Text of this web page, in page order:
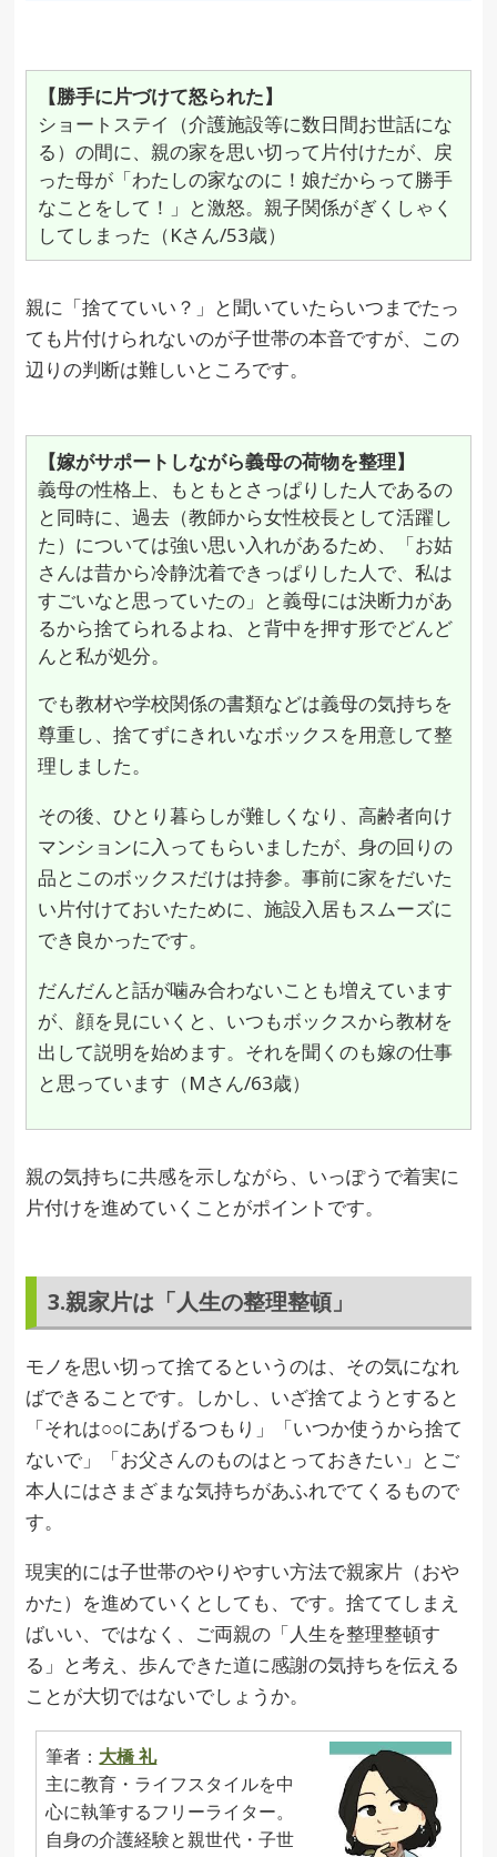
【勝手に片づけて怒られた】
ショートステイ（介護施設等に数日間お世話にな
る）の間に、親の家を思い切って片付けたが、戻
った母が「わたしの家なのに！娘だからって勝手
なことをして！」と激怒。親子関係がぎくしゃく
してしまった（Kさん/53歳）
親に「捨てていい？」と聞いていたらいつまでたっ
ても片付けられないのが子世帯の本音ですが、この
辺りの判断は難しいところです。
【嫁がサポートしながら義母の荷物を整理】
義母の性格上、もともとさっぱりした人であるの
と同時に、過去（教師から女性校長として活躍し
た）については強い思い入れがあるため、「お姑
さんは昔から冷静沈着できっぱりした人で、私は
すごいなと思っていたの」と義母には決断力があ
るから捨てられるよね、と背中を押す形でどんど
んと私が処分。
でも教材や学校関係の書類などは義母の気持ちを
尊重し、捨てずにきれいなボックスを用意して整
理しました。
その後、ひとり暮らしが難しくなり、高齢者向け
マンションに入ってもらいましたが、身の回りの
品とこのボックスだけは持参。事前に家をだいた
い片付けておいたために、施設入居もスムーズに
でき良かったです。
だんだんと話が噛み合わないことも増えています
が、顔を見にいくと、いつもボックスから教材を
出して説明を始めます。それを聞くのも嫁の仕事
と思っています（Mさん/63歳）
親の気持ちに共感を示しながら、いっぽうで着実に
片付けを進めていくことがポイントです。
3.親家片は「人生の整理整頓」
モノを思い切って捨てるというのは、その気になれ
ばできることです。しかし、いざ捨てようとすると
「それは○○にあげるつもり」「いつか使うから捨て
ないで」「お父さんのものはとっておきたい」とご
本人にはさまざまな気持ちがあふれでてくるもので
す。
現実的には子世帯のやりやすい方法で親家片（おや
かた）を進めていくとしても、です。捨ててしまえ
ばいい、ではなく、ご両親の「人生を整理整頓す
る」と考え、歩んできた道に感謝の気持ちを伝える
ことが大切ではないでしょうか。
筆者： 大橋 礼
主に教育・ライフスタイルを中
心に執筆するフリーライター。
自身の介護経験と親世代・子世